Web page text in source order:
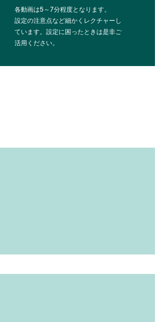
各動画は5～7分程度となります。
設定の注意点など細かくレクチャーし
ています。 ​設定に困ったときは是非ご
活用ください。